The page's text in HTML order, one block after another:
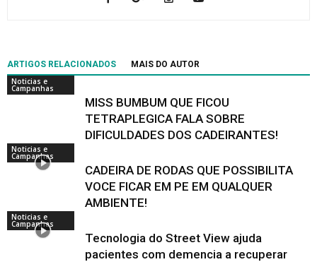
ARTIGOS RELACIONADOS
MAIS DO AUTOR
Noticias e
Campanhas
MISS BUMBUM QUE FICOU
TETRAPLEGICA FALA SOBRE
DIFICULDADES DOS CADEIRANTES!
Noticias e
Campanhas
CADEIRA DE RODAS QUE POSSIBILITA
VOCE FICAR EM PE EM QUALQUER
AMBIENTE!
Noticias e
Campanhas
Tecnologia do Street View ajuda
pacientes com demencia a recuperar